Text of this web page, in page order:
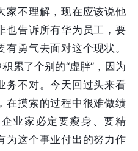
家不理解，现在应该说他
也告诉所有华为员工，要
勇气去面对这个现状。
累了个别的“虚胖”，因为
务不对。今天回过头来看
在摸索的过程中很难做绩
业家必定要瘦身、要精
为这个事业付出的努力作